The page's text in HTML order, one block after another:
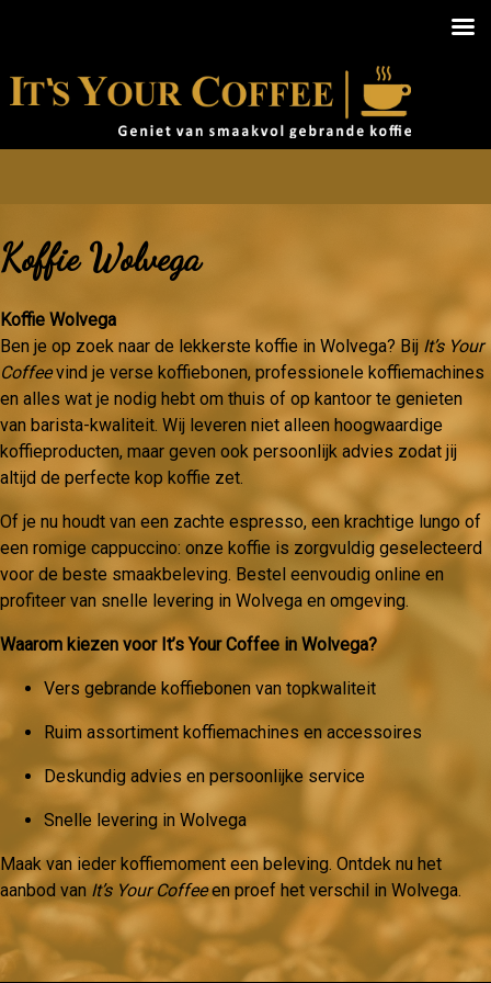
Koffie Wolvega
Koffie Wolvega
Ben je op zoek naar de lekkerste koffie in Wolvega? Bij It’s Your
Coffeevind je verse koffiebonen, professionele koffiemachines
en alles wat je nodig hebt om thuis of op kantoor te genieten
van barista-kwaliteit. Wij leveren niet alleen hoogwaardige
koffieproducten, maar geven ook persoonlijk advies zodat jij
altijd de perfecte kop koffie zet.
Of je nu houdt van een zachte espresso, een krachtige lungo of
een romige cappuccino: onze koffie is zorgvuldig geselecteerd
voor de beste smaakbeleving. Bestel eenvoudig online en
profiteer van snelle levering in Wolvega en omgeving.
Waarom kiezen voor It’s Your Coffee in Wolvega?
Vers gebrande koffiebonen van topkwaliteit
Ruim assortiment koffiemachines en accessoires
Deskundig advies en persoonlijke service
Snelle levering in Wolvega
Maak van ieder koffiemoment een beleving. Ontdek nu het
aanbod van It’s Your Coffeeen proef het verschil in Wolvega.